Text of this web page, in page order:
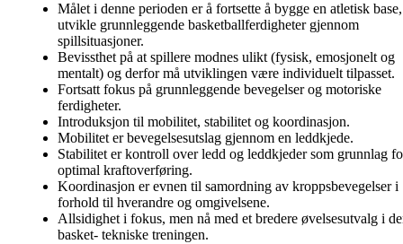
Målet i denne perioden er å fortsette å bygge en atletisk base,
utvikle grunnleggende basketballferdigheter gjennom
spillsituasjoner.
Bevissthet på at spillere modnes ulikt (fysisk, emosjonelt og
mentalt) og derfor må utviklingen være individuelt tilpasset.
Fortsatt fokus på grunnleggende bevegelser og motoriske
ferdigheter.
Introduksjon til mobilitet, stabilitet og koordinasjon.
Mobilitet er bevegelsesutslag gjennom en leddkjede.
Stabilitet er kontroll over ledd og leddkjeder som grunnlag
optimal kraftoverføring.
Koordinasjon er evnen til samordning av kroppsbevegelser i
forhold til hverandre og omgivelsene.
Allsidighet i fokus, men nå med et bredere øvelsesutvalg i
basket- tekniske treningen.